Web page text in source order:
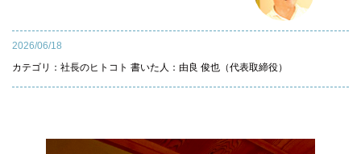
2026/06/18
カテゴリ： 社長のヒトコト 書いた人：由良 俊也（代表取締役）